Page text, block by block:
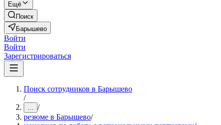
Ещё
Поиск
Барышево
Войти
Войти
Зарегистрироваться
Поиск сотрудников в Барышево
/
... /
резюме в Барышево/